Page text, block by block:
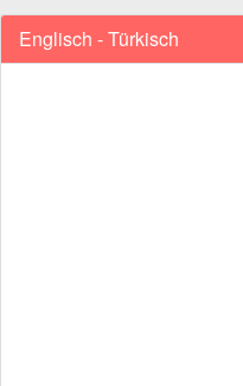
Englisch - Türkisch